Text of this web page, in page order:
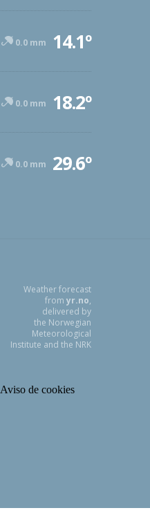
0.0 mm 14.1º
0.0 mm 18.2º
0.0 mm 29.6º
Weather forecast
from yr.no,
delivered by
the Norwegian
Meteorological
Institute and the NRK
Aviso de cookies